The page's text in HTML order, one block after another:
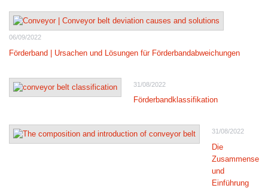
06/09/2022
Förderband | Ursachen und Lösungen für Förderbandabweichungen
31/08/2022
Förderbandklassifikation
31/08/2022
Die
und
Einführung